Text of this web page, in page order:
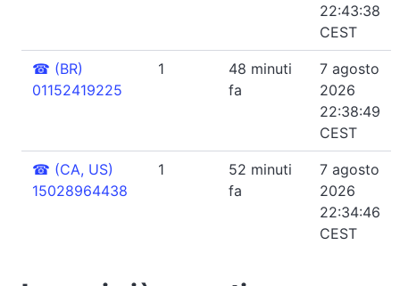
22:43:38
CEST
☎ (BR)
01152419225
1
48 minuti
fa
7 agosto
2026
22:38:49
CEST
☎ (CA, US)
15028964438
1
52 minuti
fa
7 agosto
2026
22:34:46
CEST